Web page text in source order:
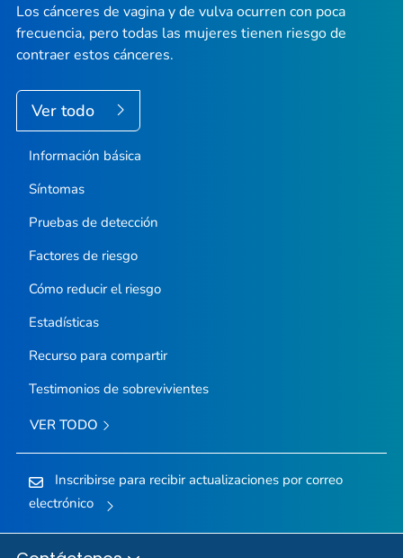
Los cánceres de vagina y de vulva ocurren con poca
frecuencia, pero todas las mujeres tienen riesgo de
contraer estos cánceres.
Ver todo
Información básica
Síntomas
Pruebas de detección
Factores de riesgo
Cómo reducir el riesgo
Estadísticas
Recurso para compartir
Testimonios de sobrevivientes
VER TODO
Inscribirse para recibir actualizaciones por correo
electrónico